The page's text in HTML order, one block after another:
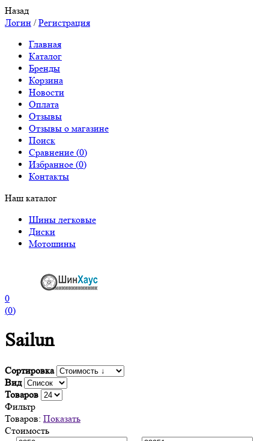
Назад
Логин /Регистрация
Главная
Каталог
Бренды
Корзина
Новости
Оплата
Отзывы
Отзывы о магазине
Поиск
Сравнение (0)
Избранное (0)
Контакты
Наш каталог
Шины легковые
Диски
Мотошины
0
(0)
Sailun
Сортировка
Вид
Товаров
Фильтр
Товаров: Показать
Стоимость